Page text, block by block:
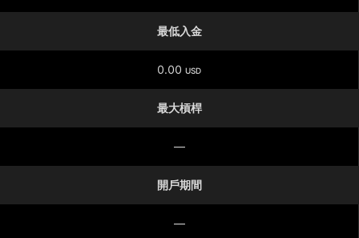
最低入金
0.00 USD
最大槓桿
—
開戶期間
—